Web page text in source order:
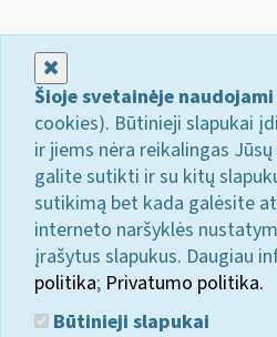
Šioje svetainėje
cookies). Būtinieji slapukai
ir jiems nėra reikalingas
galite sutikti ir su kitų
sutikimą bet kada galėsite
interneto naršyklės
įrašytus slapukus. Daugiau
politika; Privatumo politika.
Būtinieji slapukai